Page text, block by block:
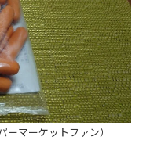
ーマーケットファン）